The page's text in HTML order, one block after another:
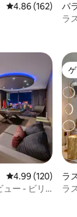
レビュー162件、
4.86 (162)
パ
ラ
レビュー120件、
4.99 (120)
ー - ビリ
ラ
ド
ラ